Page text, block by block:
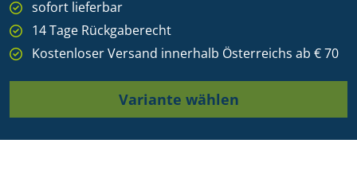
sofort lieferbar
14 Tage Rückgaberecht
Kostenloser Versand innerhalb Österreichs ab € 70
Variante wählen